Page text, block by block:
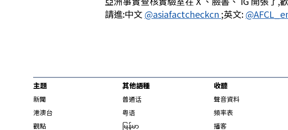
請進:中文@asiafactcheckcn ;英文:
主題
新聞
港澳台
觀點
其他語種
普通话
粤语
မြန်မာ
收聽
聲音資料
頻率表
播客